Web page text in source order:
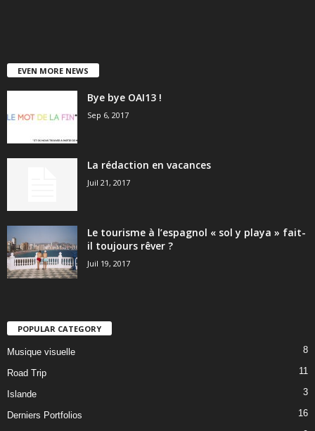
EVEN MORE NEWS
Bye bye OAI13 !
Sep 6, 2017
La rédaction en vacances
Juil 21, 2017
Le tourisme à l’espagnol « sol y playa » fait-
il toujours rêver ?
Juil 19, 2017
POPULAR CATEGORY
Musique visuelle 8
Road Trip 11
Islande 3
Derniers Portfolios 16